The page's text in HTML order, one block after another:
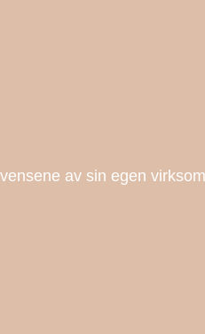
av sin egen